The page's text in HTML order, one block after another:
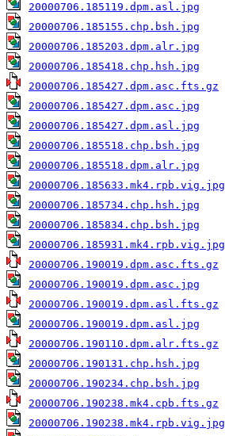
20000706.185119.dpm.asl.jpg
20000706.185155.chp.bsh.jpg
20000706.185203.dpm.alr.jpg
20000706.185418.chp.hsh.jpg
20000706.185427.dpm.asc.fts.gz
20000706.185427.dpm.asc.jpg
20000706.185427.dpm.asl.jpg
20000706.185518.chp.bsh.jpg
20000706.185518.dpm.alr.jpg
20000706.185633.mk4.rpb.vig.jpg
20000706.185734.chp.hsh.jpg
20000706.185834.chp.bsh.jpg
20000706.185931.mk4.rpb.vig.jpg
20000706.190019.dpm.asc.fts.gz
20000706.190019.dpm.asc.jpg
20000706.190019.dpm.asl.fts.gz
20000706.190019.dpm.asl.jpg
20000706.190110.dpm.alr.fts.gz
20000706.190131.chp.hsh.jpg
20000706.190234.chp.bsh.jpg
20000706.190238.mk4.cpb.fts.gz
20000706.190238.mk4.rpb.vig.jpg